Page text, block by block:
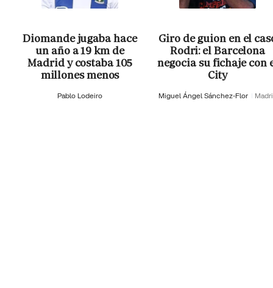
Diomande jugaba hace
un año a 19 km de
Madrid y costaba 105
millones menos
Pablo Lodeiro
Giro de guion en el
Rodri: el Barcelona
negocia su fichaje con
City
Miguel Ángel Sánchez-Flor